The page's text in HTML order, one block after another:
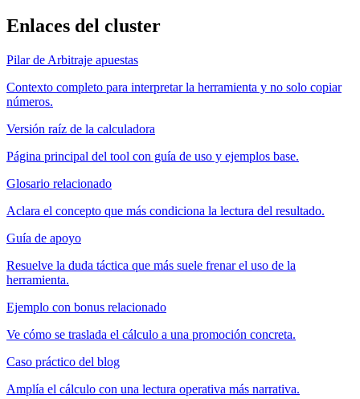
Enlaces del cluster
Pilar de Arbitraje apuestas
Contexto completo para interpretar la herramienta y no solo copiar
números.
Versión raíz de la calculadora
Página principal del tool con guía de uso y ejemplos base.
Glosario relacionado
Aclara el concepto que más condiciona la lectura del resultado.
Guía de apoyo
Resuelve la duda táctica que más suele frenar el uso de la
herramienta.
Ejemplo con bonus relacionado
Ve cómo se traslada el cálculo a una promoción concreta.
Caso práctico del blog
Amplía el cálculo con una lectura operativa más narrativa.